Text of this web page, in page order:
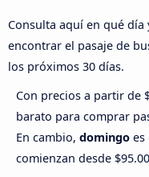
Consulta aquí en qué
encontrar el pasaje de
los próximos 30 días.
Con precios a partir de
barato para comprar
En cambio, domingo es
comienzan desde